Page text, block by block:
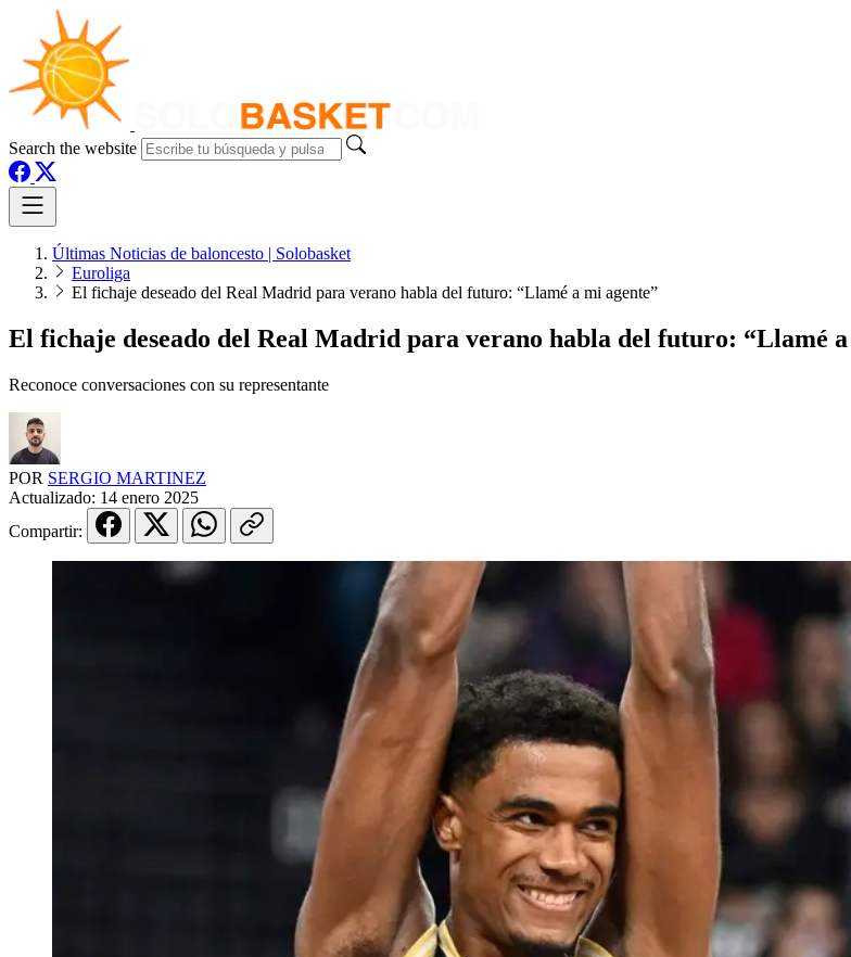
Search the website
Últimas Noticias de baloncesto | Solobasket
Euroliga
El fichaje deseado del Real Madrid para verano habla del futuro: “Llamé a mi agente”
El fichaje deseado del Real Madrid para verano habla del futuro: “Llamé a
Reconoce conversaciones con su representante
POR SERGIO MARTINEZ
Actualizado: 14 enero 2025
Compartir: